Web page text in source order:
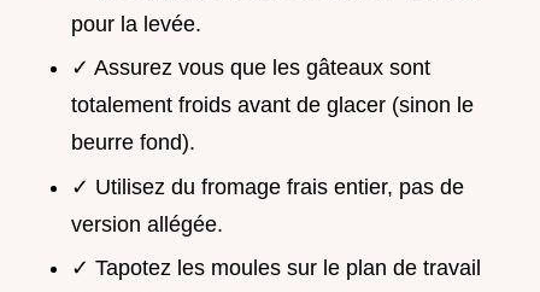
pour la levée.
✓ Assurez vous que les gâteaux sont
totalement froids avant de glacer (sinon le
beurre fond).
✓ Utilisez du fromage frais entier, pas de
version allégée.
✓ Tapotez les moules sur le plan de travail